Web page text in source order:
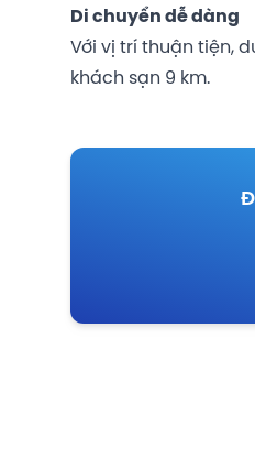
Di chuyển dễ dàng
Với vị trí thuận tiện,
khách sạn 9 km.